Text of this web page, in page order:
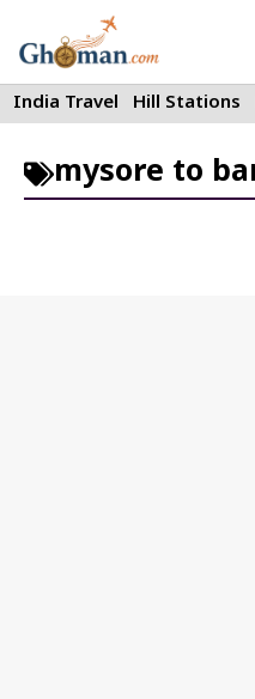
to
content
India Travel Hill Stations
mysore to